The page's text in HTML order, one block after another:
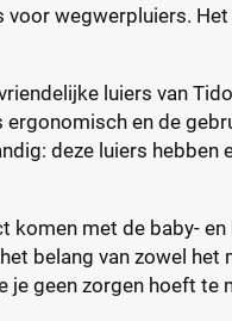
wegwerpluiers.
luiers van
en de
deze luiers
komen met de baby-
belang van zowel
geen zorgen hoeft te